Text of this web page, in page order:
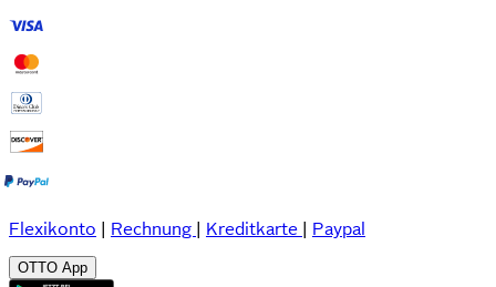
Flexikonto Rechnung Kreditkarte Paypal
OTTO App